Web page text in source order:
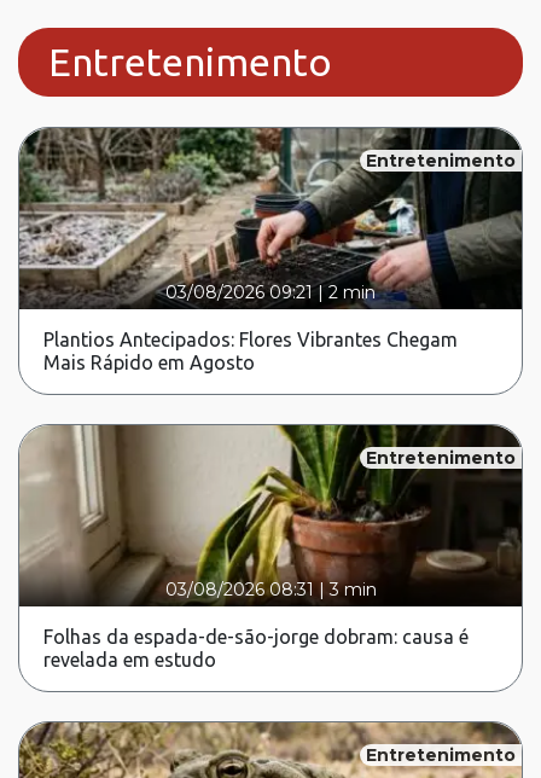
Entretenimento
Entretenimento
03/08/2026 09:21|2 min
Plantios Antecipados: Flores Vibrantes Chegam
Mais Rápido em Agosto
Entretenimento
03/08/2026 08:31 |3 min
Folhas da espada-de-são-jorge dobram: causa é
revelada em estudo
Entretenimento